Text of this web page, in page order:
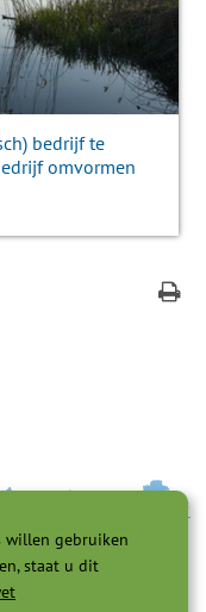
willen gebruiken
staat u dit
bedrijf te
omvormen